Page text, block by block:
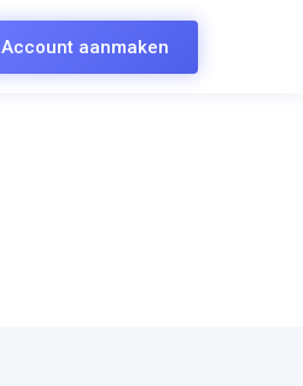
Account aanmaken